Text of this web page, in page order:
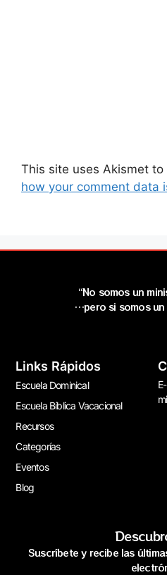
This site uses Akismet to
how your comment data
“No somos un
…pero si somos un
Links Rápidos
Escuela Dominical
Escuela Bíblica Vacacional
Recursos
Categorías
Eventos
Blog
Suscríbete y recibe las